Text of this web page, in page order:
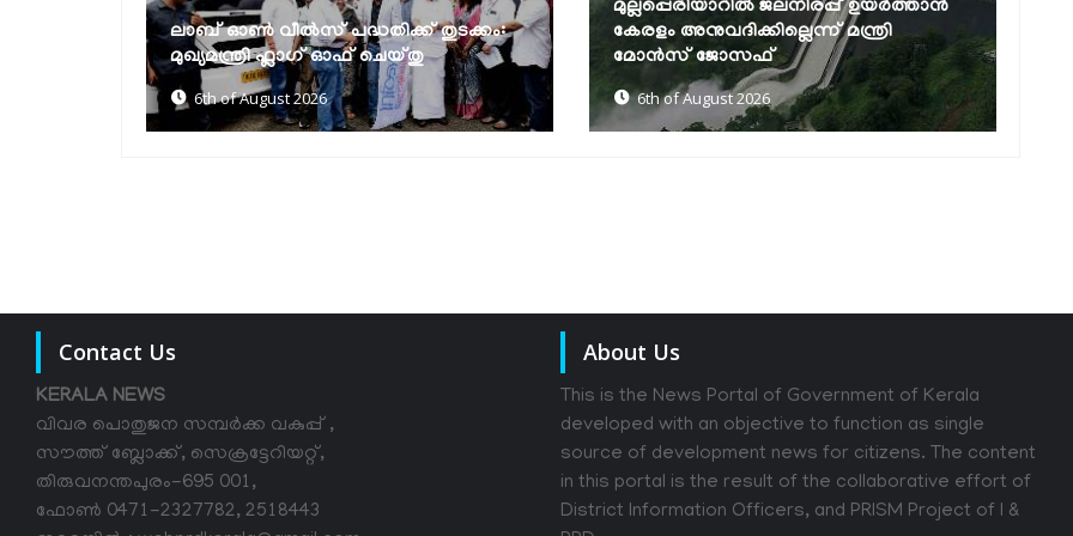
മുല്ലപ്പെരിയാറിൽ ജലനിരപ്പ് ഉയർത്താൻ
കേരളം അനുവദിക്കില്ലെന്ന് മന്ത്രി
മോൻസ് ജോസഫ്
6th of August 2026
കെഎസ്ആർടിസിയിൽ ഡിജിറ്റൽ യുഗം:
എഐ വാട്‌സ്ആപ്പ് ടിക്കറ്റിങ്, 24
മണിക്കൂർ കസ്റ്റമർ കെയർ,...
6th of August 2026
Contact Us
KERALA NEWS
വിവര പൊതുജന സമ്പര്‍ക്ക വകുപ്പ് ,
സൗത്ത് ബ്ലോക്ക്, സെക്രട്ടേറിയറ്റ്,
തിരുവനന്തപുരം-695 001,
ഫോൺ 0471-2327782, 2518443
About Us
This is the News Portal of Government of Kerala
developed with an objective to function as single
source of development news for citizens. The content
in this portal is the result of the collaborative effort of
District Information Officers, and PRISM Project of I &